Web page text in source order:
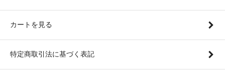
カートを見る
特定商取引法に基づく表記